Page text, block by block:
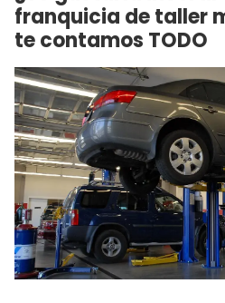
franquicia de taller
te contamos TODO